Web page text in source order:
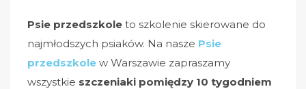
Psie przedszkole to szkolenie skierowane do
najmłodszych psiaków. Na nasze Psie
przedszkole w Warszawie zapraszamy
wszystkie szczeniaki pomiędzy 10 tygodniem